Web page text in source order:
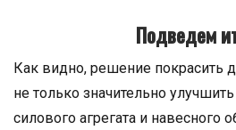
Подведем
Как видно, решение покрасить
не только значительно
силового агрегата и навесного